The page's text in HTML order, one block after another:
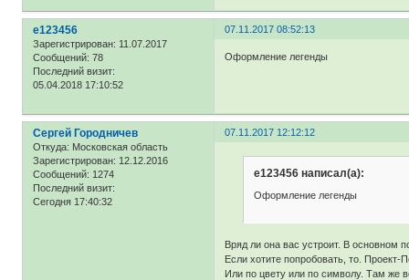
07.11.2017 08:52:13
e123456
Зарегистрирован: 11.07.2017
Сообщений: 78
Последний визит:
05.04.2018 17:10:52
Оформление легенды
07.11.2017 12:12:12
Сергей Городничев
Откуда: Московская область
Зарегистрирован: 12.12.2016
Сообщений: 1274
Последний визит:
Сегодня 17:40:32
e123456 написал(а):
Оформление легенды
Вряд ли она вас устроит. В основном
Если хотите попробовать, то.
Или по цвету или по символу. Там же